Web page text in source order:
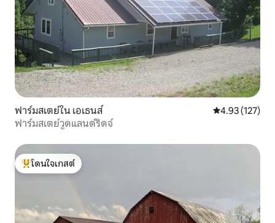
ฟาร์มสเตย์ใน เอเธนส์ คะแนนเฉลี่ย
4.93 (127)
ฟาร์มสเตย์วูดแลนด์ริดจ์
โดนใจเกสต์ที่สุด
โดนใจเกสต์